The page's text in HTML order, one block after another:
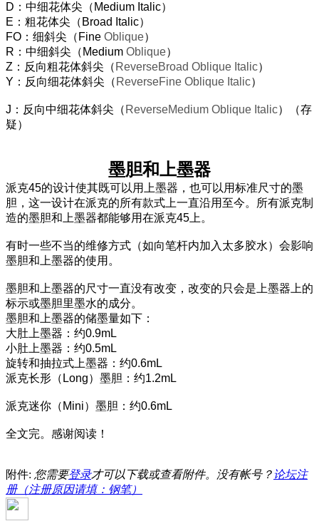
D：中细花体尖（Medium Italic）
E：粗花体尖（Broad Italic）
FO：细斜尖（Fine Oblique）
R：中细斜尖（Medium Oblique）
Z：反向粗花体斜尖（ ReverseBroad Oblique Italic）
Y：反向细花体斜尖（ ReverseFine Oblique Italic）
J：反向中细花体斜尖（ ReverseMedium Oblique Italic）（存
疑）
墨胆和上墨器
派克45的设计使其既可以用上墨器，也可以用标准尺寸的墨
胆，这一设计在派克的所有款式上一直沿用至今。所有派克制
造的墨胆和上墨器都能够用在派克45上。
有时一些不当的维修方式（如向笔杆内加入太多胶水）会影响
墨胆和上墨器的使用。
墨胆和上墨器的尺寸一直没有改变，改变的只会是上墨器上的
标示或墨胆里墨水的成分。
墨胆和上墨器的储墨量如下：
大肚上墨器：约0.9mL
小肚上墨器：约0.5mL
旋转和抽拉式上墨器：约0.6mL
派克长形（Long）墨胆：约1.2mL
派克迷你（Mini）墨胆：约0.6mL
全文完。感谢阅读！
附件: 您需要登录才可以下载或查看附件。没有帐号？论坛注
册（注册原因请填：钢笔）